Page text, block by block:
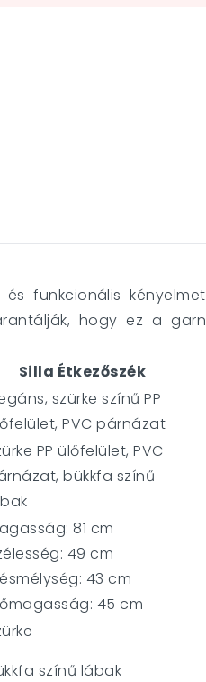
funkcionális
hogy ez a
Silla Étkezőszék
szürke színű PP
PVC párnázat
PP ülőfelület, PVC
bükkfa színű
81 cm
49 cm
43 cm
45 cm
színű lábak